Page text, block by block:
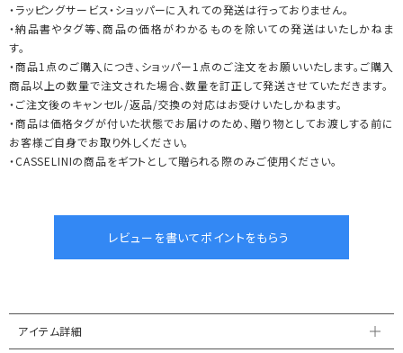
・ラッピングサービス・ショッパーに入れての発送は行っておりません。
・納品書やタグ等、商品の価格がわかるものを除いての発送はいたしかねま
す。
・商品1点のご購入につき、ショッパー1点のご注文をお願いいたします。ご購入
商品以上の数量で注文された場合、数量を訂正して発送させていただきます。
・ご注文後のキャンセル/返品/交換の対応はお受けいたしかねます。
・商品は価格タグが付いた状態でお届けのため、贈り物としてお渡しする前に
お客様ご自身でお取り外しください。
・CASSELINIの商品をギフトとして贈られる際のみご使用ください。
アイテム詳細